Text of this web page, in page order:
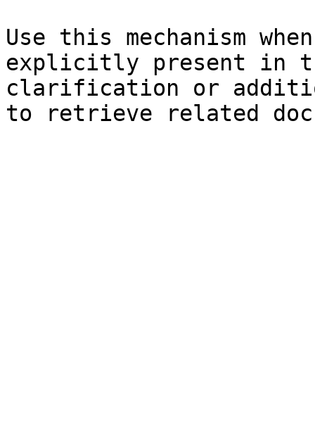
Use this mechanism
explicitly present in
clarification or